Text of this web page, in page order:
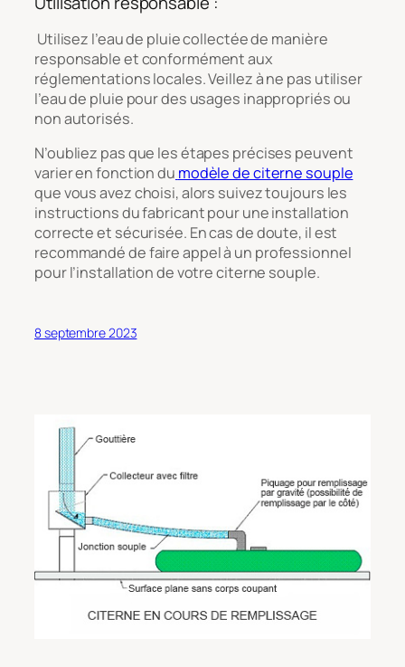
Utilisez l’eau de pluie collectée de manière
responsable et conformément aux
réglementations locales. Veillez à ne pas utiliser
l’eau de pluie pour des usages inappropriés ou
non autorisés.
N’oubliez pas que les étapes précises peuvent
varier en fonction du modèle de citerne souple
que vous avez choisi, alors suivez toujours les
instructions du fabricant pour une installation
correcte et sécurisée. En cas de doute, il est
recommandé de faire appel à un professionnel
pour l’installation de votre citerne souple.
8 septembre 2023